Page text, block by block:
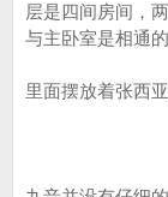
层是四间房间，
与主卧室是相通的
里面摆放着张西